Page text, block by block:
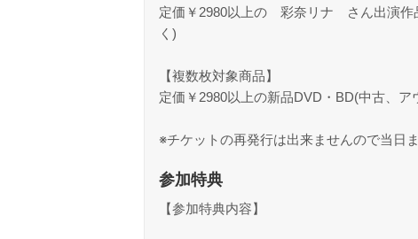
定価￥2980以上の 彩奈リナ さん出演作
く)
【複数枚対象商品】
定価￥2980以上の新品DVD・BD(中古、ア
※チケットの再発行は出来ませんので当日
参加特典
【参加特典内容】